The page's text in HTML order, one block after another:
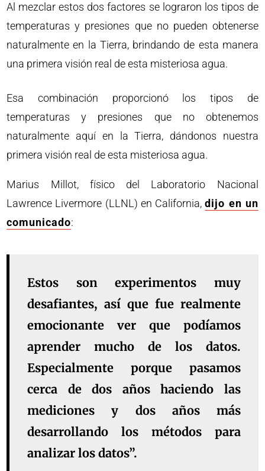
Al mezclar estos dos factores se lograron los tipos de
temperaturas y presiones que no pueden obtenerse
naturalmente en la Tierra, brindando de esta manera
una primera visión real de esta misteriosa agua.
Esa combinación proporcionó los tipos de
temperaturas y presiones que no obtenemos
naturalmente aquí en la Tierra, dándonos nuestra
primera visión real de esta misteriosa agua.
Marius Millot, físico del Laboratorio Nacional
Lawrence Livermore (LLNL) en California,dijo en un
comunicado:
Estos son experimentos muy
desafiantes, así que fue realmente
emocionante ver que podíamos
aprender mucho de los datos.
Especialmente porque pasamos
cerca de dos años haciendo las
mediciones y dos años más
desarrollando los métodos para
analizar los datos”.